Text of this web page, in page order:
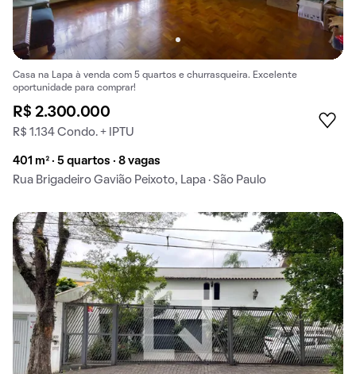
Casa na Lapa à venda com 5 quartos e churrasqueira. Excelente
oportunidade para comprar!
R$ 2.300.000
R$ 1.134 Condo. + IPTU
401 m² · 5 quartos · 8 vagas
Rua Brigadeiro Gavião Peixoto, Lapa · São Paulo